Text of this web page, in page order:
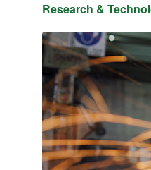
Research &